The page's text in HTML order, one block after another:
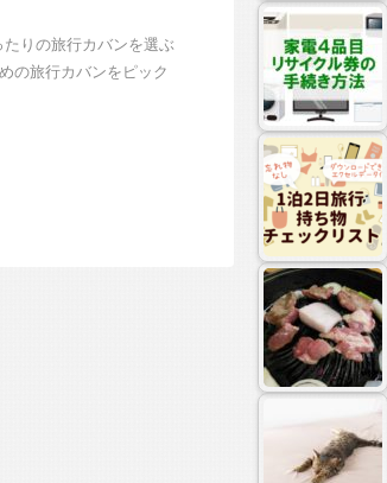
りの旅行カバンを選ぶ
の旅行カバンをピック